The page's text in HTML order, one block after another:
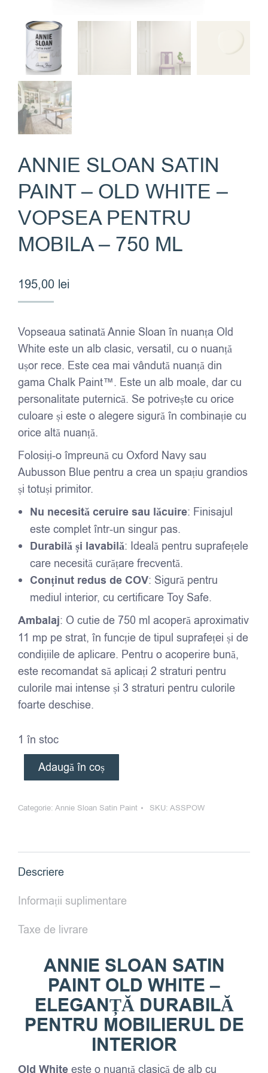
ANNIE SLOAN SATIN
PAINT – OLD WHITE –
VOPSEA PENTRU
MOBILA – 750 ML
195,00 lei
Vopseaua satinată Annie Sloan în nuanța Old
White este un alb clasic, versatil, cu o nuanță
ușor rece. Este cea mai vândută nuanță din
gama Chalk Paint™. Este un alb moale, dar cu
personalitate puternică. Se potrivește cu orice
culoare și este o alegere sigură în combinație cu
orice altă nuanță.
Folosiți-o împreună cu Oxford Navy sau
Aubusson Blue pentru a crea un spațiu grandios
și totuși primitor.
Nu necesită ceruire sau lăcuire: Finisajul
este complet într-un singur pas.
Durabilă și lavabilă: Ideală pentru suprafețele
care necesită curățare frecventă.
Conținut redus de COV: Sigură pentru
mediul interior, cu certificare Toy Safe.
Ambalaj: O cutie de 750 ml acoperă aproximativ
11 mp pe strat, în funcție de tipul suprafeței și de
condițiile de aplicare. Pentru o acoperire bună,
este recomandat să aplicați 2 straturi pentru
culorile mai intense și 3 straturi pentru culorile
foarte deschise.
1 în stoc
Adaugă în coș
Categorie: Annie Sloan Satin Paint SKU: ASSPOW
Descriere
Informații suplimentare
Taxe de livrare
ANNIE SLOAN SATIN
PAINT OLD WHITE –
ELEGANȚĂ DURABILĂ
PENTRU MOBILIERUL DE
INTERIOR
Old White este o nuanță clasică de alb cu